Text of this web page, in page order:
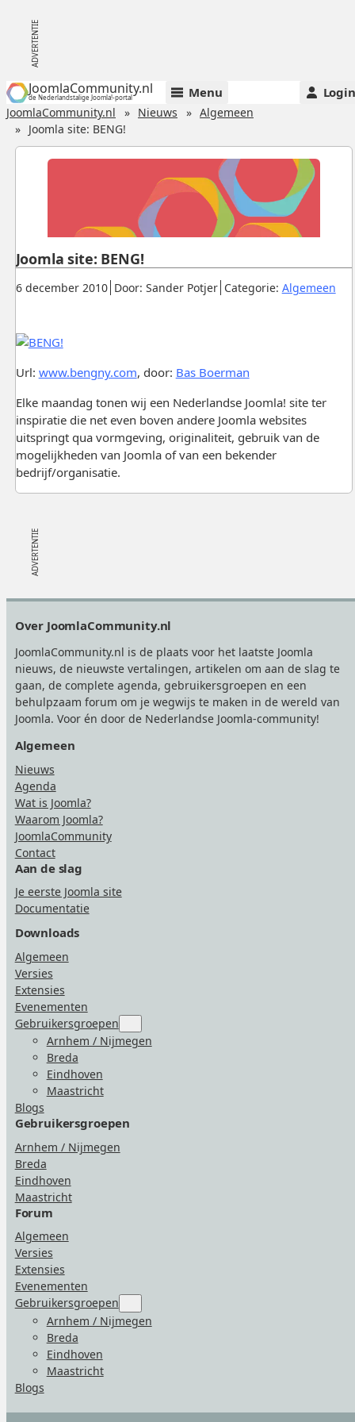
JoomlaCommunity.nl
de Nederlandstalige Joomla!-portal Menu Login
JoomlaCommunity.nl Nieuws
Algemeen
Joomla site: BENG!
Gepubliceerd:
6 december 2010. Door: Sander Potjer. Categorie: Algemeen.
Joomla site: BENG!
Url: www.bengny.com, door: Bas Boerman
Elke maandag tonen wij een Nederlandse Joomla! site ter
inspiratie die net even boven andere Joomla websites
uitspringt qua vormgeving, originaliteit, gebruik van de
mogelijkheden van Joomla of van een bekender
bedrijf/organisatie.
Over JoomlaCommunity.nl
JoomlaCommunity.nl is de plaats voor het laatste Joomla
nieuws, de nieuwste vertalingen, artikelen om aan de slag te
gaan, de complete agenda, gebruikersgroepen en een
behulpzaam forum om je wegwijs te maken in de wereld van
Joomla. Voor én door de Nederlandse Joomla-community!
Algemeen
Nieuws
Agenda
Wat is Joomla?
Waarom Joomla?
JoomlaCommunity
Contact
Aan de slag
Je eerste Joomla site
Documentatie
Downloads
Algemeen
Versies
Extensies
Evenementen
Gebruikersgroepen
for
“Gebruikersgroepen”
Arnhem / Nijmegen
Breda
Eindhoven
Maastricht
Blogs
Gebruikersgroepen
Arnhem / Nijmegen
Breda
Eindhoven
Maastricht
Forum
Algemeen
Versies
Extensies
Evenementen
Gebruikersgroepen
for
“Gebruikersgroepen”
Arnhem / Nijmegen
Breda
Eindhoven
Maastricht
Blogs